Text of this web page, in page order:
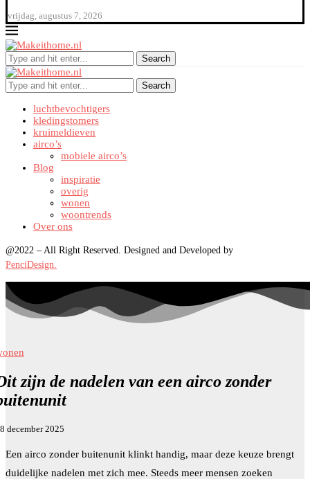
vrijdag, augustus 7, 2026
Search
Search
luchtbevochtigers
kledingstomers
kruimeldieven
airco’s
mobiele airco’s
Blog
inspiratie
overig
wonen
woontrends
Over ons
@2022 – All Right Reserved. Designed and Developed by
PenciDesign.
zijn de nadelen van een airco zonder
december 2025
Een airco zonder buitenunit klinkt handig, maar deze keuze brengt
duidelijke nadelen met zich mee. Steeds meer mensen zoeken